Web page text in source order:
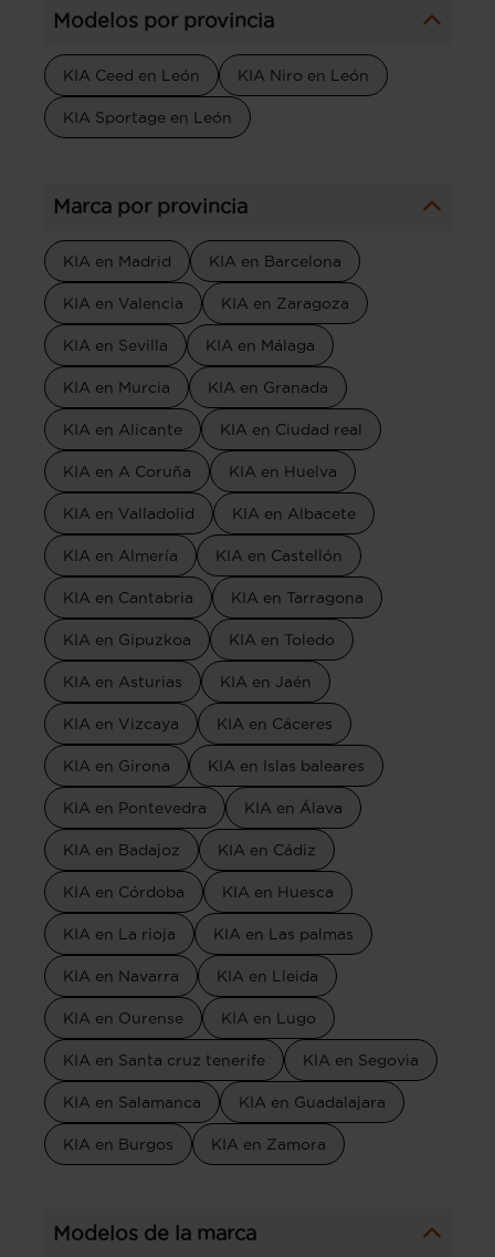
Modelos por provincia
KIA Ceed en León KIA Niro en León
KIA Sportage en León
Marca por provincia
KIA en Madrid KIA en Barcelona
KIA en Valencia KIA en Zaragoza
KIA en Sevilla KIA en Málaga
KIA en Murcia KIA en Granada
KIA en Alicante KIA en Ciudad real
KIA en A Coruña KIA en Huelva
KIA en Valladolid KIA en Albacete
KIA en Almería KIA en Castellón
KIA en Cantabria KIA en Tarragona
KIA en Gipuzkoa KIA en Toledo
KIA en Asturias KIA en Jaén
KIA en Vizcaya KIA en Cáceres
KIA en Girona KIA en Islas baleares
KIA en Pontevedra KIA en Álava
KIA en Badajoz KIA en Cádiz
KIA en Córdoba KIA en Huesca
KIA en La rioja KIA en Las palmas
KIA en Navarra KIA en Lleida
KIA en Ourense KIA en Lugo
KIA en Santa cruz tenerife KIA en Segovia
KIA en Salamanca KIA en Guadalajara
KIA en Burgos KIA en Zamora
Modelos de la marca